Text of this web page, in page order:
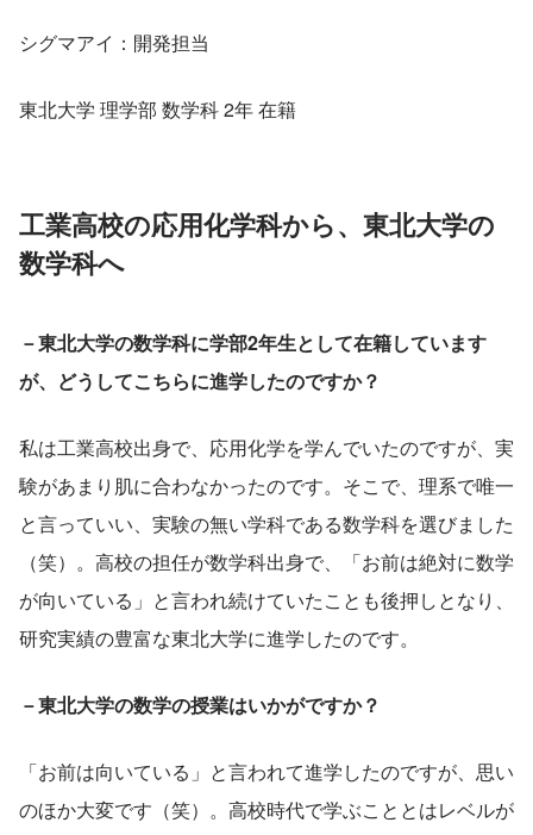
シグマアイ：開発担当
東北大学 理学部 数学科 2年 在籍
工業高校の応用化学科から、東北大学の
数学科へ
－東北大学の数学科に学部2年生として在籍しています
が、どうしてこちらに進学したのですか？
私は工業高校出身で、応用化学を学んでいたのですが、実
験があまり肌に合わなかったのです。そこで、理系で唯一
と言っていい、実験の無い学科である数学科を選びました
（笑）。高校の担任が数学科出身で、「お前は絶対に数学
が向いている」と言われ続けていたことも後押しとなり、
研究実績の豊富な東北大学に進学したのです。
－東北大学の数学の授業はいかがですか？
「お前は向いている」と言われて進学したのですが、思い
のほか大変です（笑）。高校時代で学ぶこととはレベルが